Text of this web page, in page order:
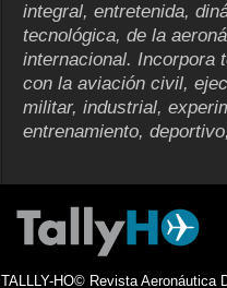
integral, entretenida,
tecnológica, de la
internacional. Incorpora
con la aviación civil,
militar, industrial,
entrenamiento,
TALLLY-HO© Revista Aeronáutica